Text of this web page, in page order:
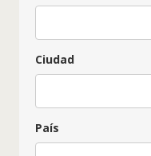
Ciudad
País